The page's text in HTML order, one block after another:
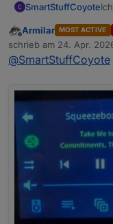
SmartStuffCoyote
[
Offline
Armilar MOST ACTIVE
schrieb am 24. Apr.
zuletzt editiert von
@SmartStuffCoyote